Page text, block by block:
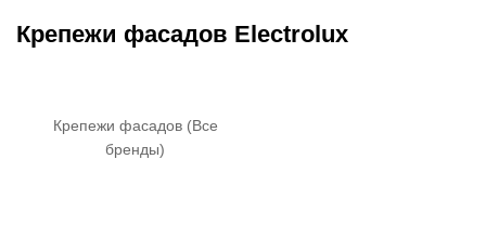
Крепежи фасадов Electrolux
Крепежи фасадов (Все
бренды)